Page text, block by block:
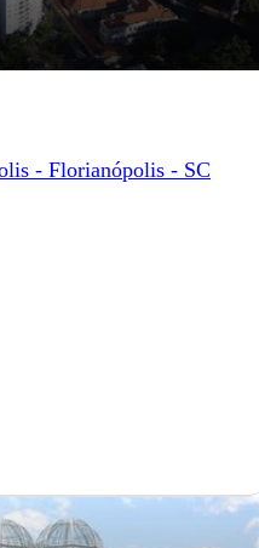
- Florianópolis - SC